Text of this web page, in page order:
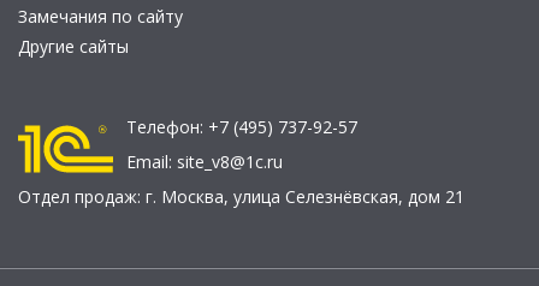
Замечания по сайту
Другие сайты
Телефон: +7 (495) 737-92-57
Email: site_v8@1c.ru
Отдел продаж: г. Москва, улица Селезнёвская, дом 21